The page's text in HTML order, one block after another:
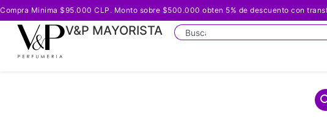
Compra Minima $95.000 CLP. Monto sobre $500.000 obten 5% de descuento con
V&P MAYORISTA